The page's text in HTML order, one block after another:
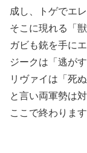
成し、トゲでエ
そこに現れる「
ガビも銃を手に
ジークは「逃が
リヴァイは「死
と言い両軍勢は対
ここで終わります